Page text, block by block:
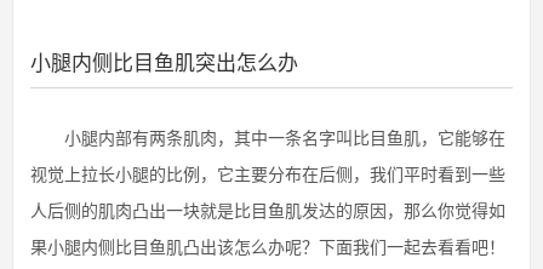
小腿内侧比目鱼肌突出怎么办
小腿内部有两条肌肉，其中一条名字叫比目鱼肌，它能够在
视觉上拉长小腿的比例，它主要分布在后侧，我们平时看到一些
人后侧的肌肉凸出一块就是比目鱼肌发达的原因，那么你觉得如
果小腿内侧比目鱼肌凸出该怎么办呢？下面我们一起去看看吧！